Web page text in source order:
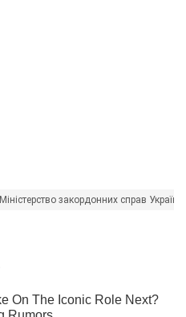
Міністерство закордонних справ України